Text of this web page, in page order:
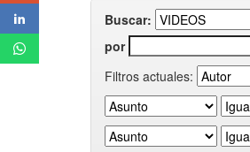
Buscar:
por
Filtros actuales: